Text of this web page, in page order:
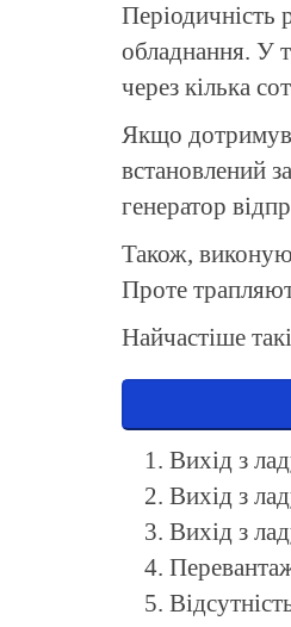
Періодичність
обладнання. У
через кілька
Якщо
встановлений
генератор
Також,
Проте
Найчастіше
Вихід з
Вихід з
Вихід з